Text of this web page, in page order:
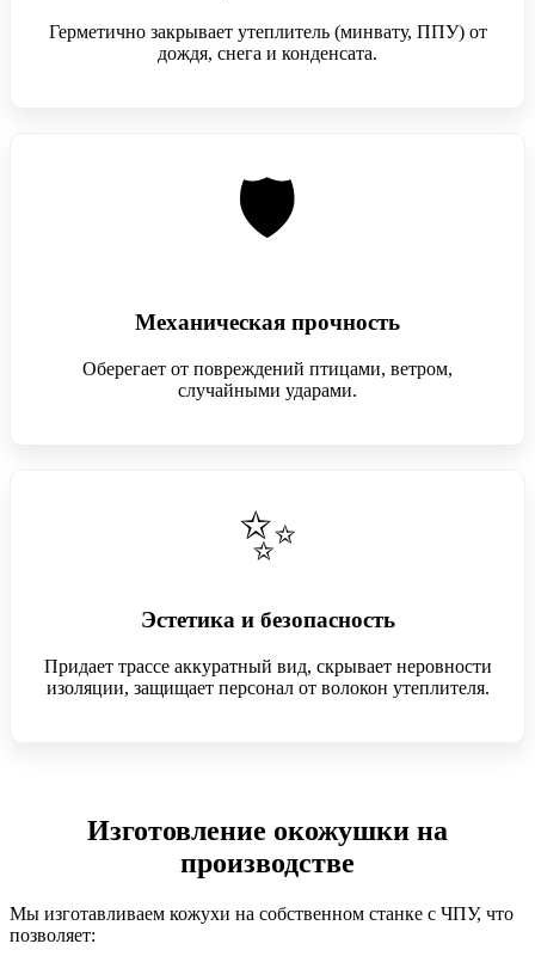
Герметично закрывает утеплитель (минвату, ППУ) от
дождя, снега и конденсата.
🛡️
Механическая прочность
Оберегает от повреждений птицами, ветром,
случайными ударами.
✨
Эстетика и безопасность
Придает трассе аккуратный вид, скрывает неровности
изоляции, защищает персонал от волокон утеплителя.
Изготовление окожушки на
производстве
Мы изготавливаем кожухи на собственном станке с ЧПУ, что
позволяет: